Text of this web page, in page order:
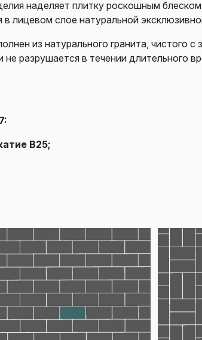
наделяет плитку роскошным
лицевом слое натуральной
из натурального гранита,
разрушается в течении длительного
В25;